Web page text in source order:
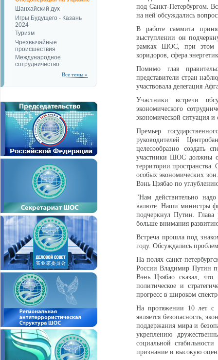
Шанхайский дух
Игры Будущего - Казань
2024
Туризм
Чрезвычайные
происшествия
Международное
сотрудничество
Все темы »
под Санкт-Петербургом.
на ней обсуждались
В работе саммита
выступлении он
рамках ШОС, при этом
коридоров, сфера
Помимо глав
представители стран
участвовала делегация
Участники встречи
экономического
экономической ситуация
Премьер
руководителей
целесообразно создать
участники ШОС должны
территории
особых экономических
Вэнь Цзябао по
"Нам действительно
валюте. Наши министры
подчеркнул Путин. Глава
больше внимания
Встреча прошла под
году. Обсуждались
На полях санкт-
России Владимир Путин
Вэнь Цзябао сказал, что
политическое и
прогресс в широком
На протяжении 10 лет с
является безопасность,
поддержания мира и
укреплению
социальной
признание и высокую